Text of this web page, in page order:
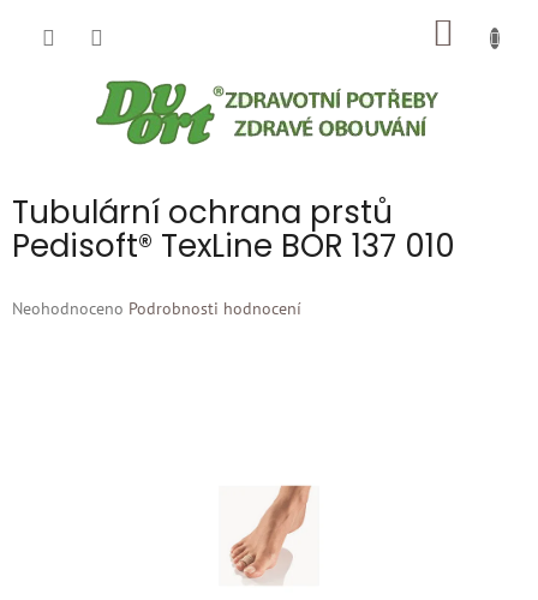
Tubulární ochrana prstů
Pedisoft® TexLine BOR 137 010
Průměrné
Neohodnoceno Podrobnosti hodnocení